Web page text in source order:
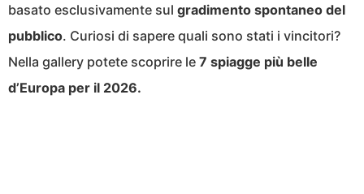
basato esclusivamente sul gradimento spontaneo del
pubblico. Curiosi di sapere quali sono stati i vincitori?
Nella gallery potete scoprire le 7 spiagge più belle
d’Europa per il 2026.